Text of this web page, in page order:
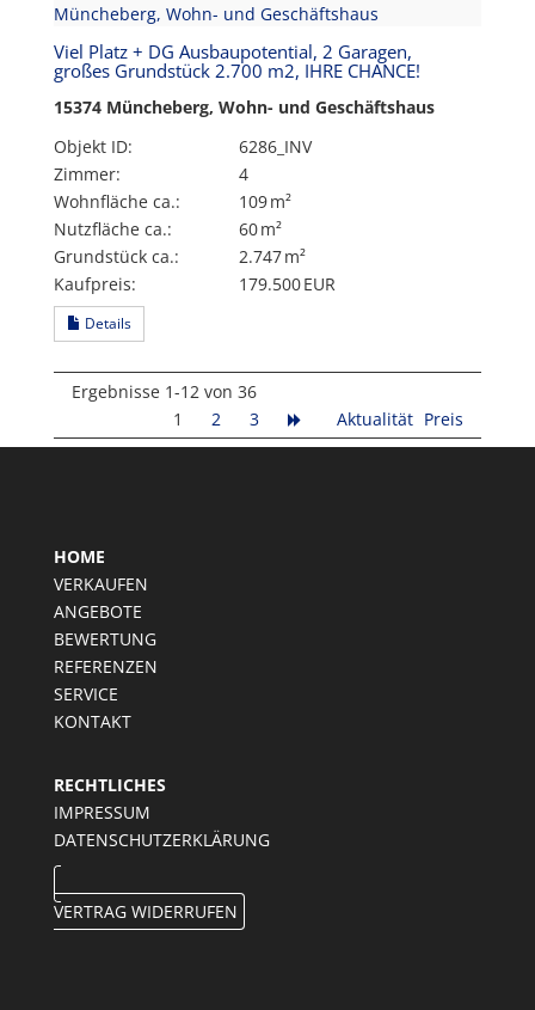
Viel Platz + DG Ausbaupotential, 2 Garagen,
großes Grundstück 2.700 m2, IHRE CHANCE!
15374 Müncheberg, Wohn- und Geschäftshaus
Objekt ID:
6286_INV
Zimmer:
4
Wohnfläche ca.:
109 m²
Nutzfläche ca.:
60 m²
Grund­stück ca.:
2.747 m²
Kaufpreis:
179.500 EUR
Details
Ergebnisse 1-12 von 36
1
2 3 Aktualität Preis
HOME
VERKAUFEN
ANGEBOTE
BEWERTUNG
REFERENZEN
SERVICE
KONTAKT
RECHTLICHES
IMPRESSUM
DATENSCHUTZERKLÄRUNG
VERTRAG WIDERRUFEN